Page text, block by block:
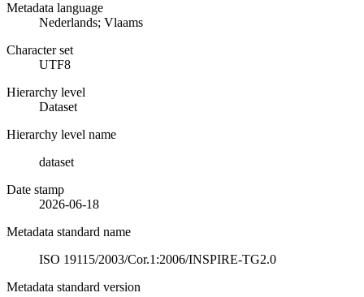
Metadata language
Nederlands; Vlaams
Character set
UTF8
Hierarchy level
Dataset
Hierarchy level name
dataset
Date stamp
2026-06-18
Metadata standard name
ISO 19115/2003/Cor.1:2006/INSPIRE-TG2.0
Metadata standard version